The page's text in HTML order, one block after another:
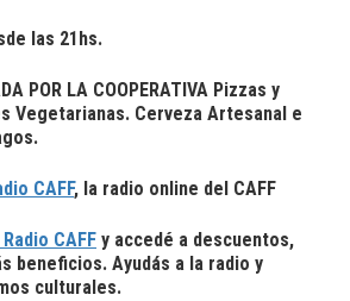
las 21hs.
POR LA COOPERATIVA Pizzas y
Vegetarianas. Cerveza Artesanal e
CAFF, la radio online del CAFF
CAFF y accedé a descuentos,
beneficios. Ayudás a la radio y
culturales.